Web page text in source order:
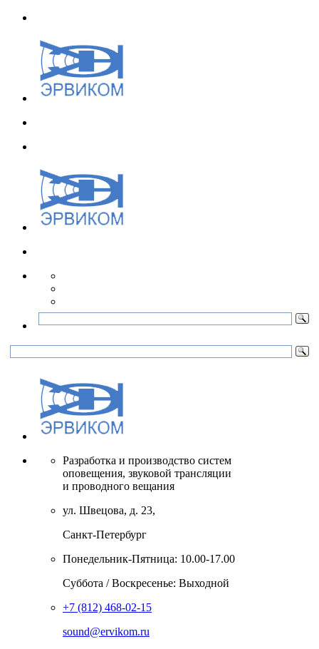
Разработка и производство систем
оповещения, звуковой трансляции
и проводного вещания
ул. Швецова, д. 23,
Санкт-Петербург
Понедельник-Пятница: 10.00-17.00
Суббота / Воскресенье: Выходной
+7 (812) 468-02-15
sound@ervikom.ru